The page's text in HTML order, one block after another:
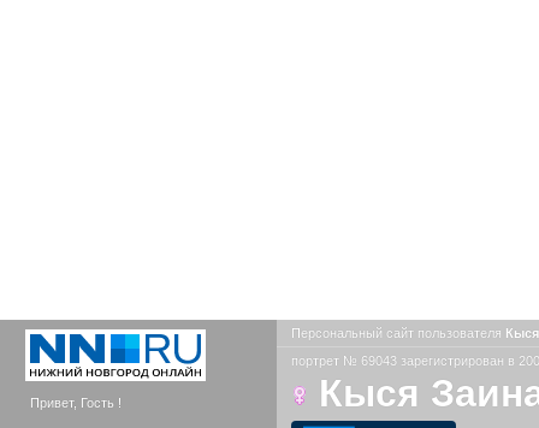
Привет, Гость !
Персональный сайт пользователя
портрет № 69043 зарегистрирован в
Кыся